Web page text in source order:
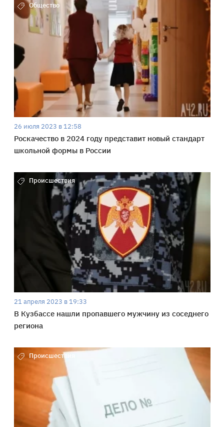
Общество
26 июля 2023 в 12:58
Роскачество в 2024 году представит новый стандарт
школьной формы в России
Происшествия
21 апреля 2023 в 19:33
В Кузбассе нашли пропавшего мужчину из соседнего
региона
Происшествия